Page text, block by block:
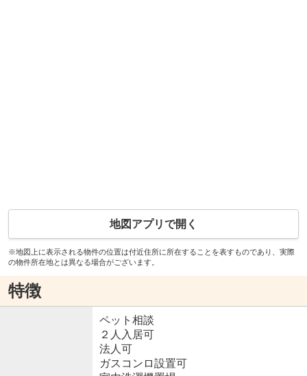
地図アプリで開く
※地図上に表示される物件の位置は付近住所に所在することを表すものであり、実際
の物件所在地とは異なる場合がございます。
特徴
ペット相談
２人入居可
法人可
ガスコンロ設置可